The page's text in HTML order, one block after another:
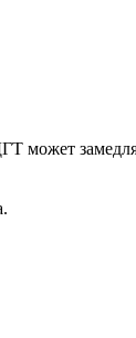
может